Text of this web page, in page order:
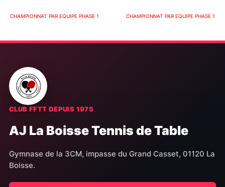
CHAMPIONNAT PAR EQUIPE PHASE 1 CHAMPIONNAT PAR EQUIPE PHASE 1
CLUB FFTT DEPUIS 1975
AJ La Boisse Tennis de Table
Gymnase de la 3CM, impasse du Grand Casset, 01120 La
Boisse.